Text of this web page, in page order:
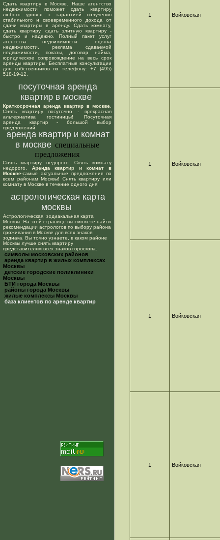
Сдать квартиру в Москве. Наше агентство
недвижимости поможет сдать квартиру
любого уровня, с гарантией получения
стабильного и своевременного дохода от
сдачи квартиры в аренду. Сдать комнату,
сдать квартиру, сдать элитную квартиру -
быстро и надежно. Полный пакет услуг
агентства недвижимости: оценка
недвижимости, реклама сдаваемой
недвижимости, показы, договор найма,
юридическое сопровождение на весь срок
аренды квартиры. Бесплатные консультации
для собственников по телефону: +7 (495)
518-19-12.
посуточная аренда
квартир в москве
Краткосрочная аренда квартир в москве
Снять квартиру посуточно - прекрасная
альтернатива гостиницы! Посуточная
аренда квартир - большой выбор
предложений.
аренда квартир и комнат
в москве специальные
предложения
Снять квартиру недорого. Снять комнату
недорого. Аренда квартир и комнат в
Москве-самые актуальные предложения по
всем районам Москвы! Снять квартиру или
комнату в Москве в течение одного дня!
астрологическая карта
москвы
Астрологическая, зодиакальная карта
Москвы. На этой странице вы сможете найти
рекомендации астрологов по выбору района
проживания в Москве для всех знаков
зодиака. Вы точно узнаете, в каком районе
Москвы лучше снять квартиру
представителям всех знаков гороскопа.
cимволы московских районов
аренда квартир в жилых комплексах
Москвы
детские городские поликлиники
Москвы
БТИ города Москвы
районы города Москвы
жилые комплексы Москвы
база клиентов по аренде квартир
1 Войковская
1 Войковская
1 Войковская
1 Войковская